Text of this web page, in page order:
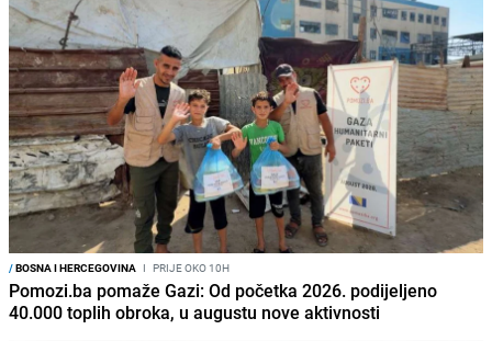
/BOSNA I HERCEGOVINA I PRIJE OKO 10H
Pomozi.ba pomaže Gazi: Od početka 2026. podijeljeno
40.000 toplih obroka, u augustu nove aktivnosti